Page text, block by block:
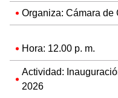
Organiza: Cámara
Hora: 12.00 p. m.
Actividad:
2026